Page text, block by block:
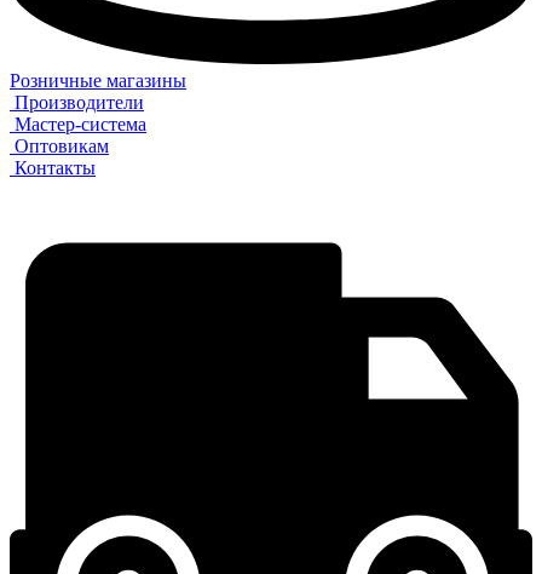
Розничные магазины
Производители
Мастер-система
Оптовикам
Контакты